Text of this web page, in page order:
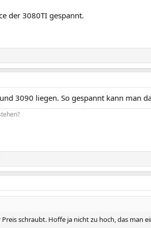
der 3080TI gespannt.
3090 liegen. So gespannt kann man
schraubt. Hoffe ja nicht zu hoch, das man